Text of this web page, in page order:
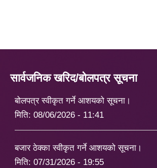
सार्वजनिक खरिद/बोलपत्र सूचना
बोलपत्र स्वीकृत गर्ने आशयको सूचना।
मिति: 08/06/2026 - 11:41
बजार ठेक्का स्वीकृत गर्ने आशयको सूचना।
मिति: 07/31/2026 - 19:55